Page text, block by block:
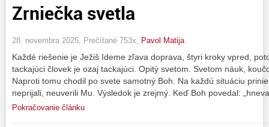
Zrniečka svetla
28. novembra 2025, Prečítané 753x, Pavol Matija
Každé riešenie je Ježiš Ideme zľava doprava, štyri kroky vpred,
tackajúci človek je ozaj tackajúci. Opitý svetom. Svetom náuk,
Naproti tomu chodil po svete samotný Boh. Na každú situáciu
neprijali, neuverili Mu. Výsledok je zrejmý. Keď Boh povedal:
Pokračovanie článku